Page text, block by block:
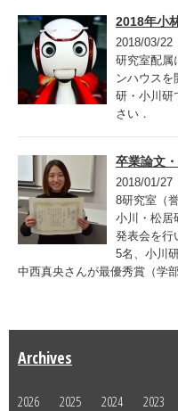
2018年小
2018/03/22
研究室配属
ンハウスを
研・小川研
さい．
卒業論文
2018/01/27
8研究室（
小川・松居
発表会を行
5名、小川
中西真央さんが最優秀賞（学
Archives
2026 2025 2024 2023